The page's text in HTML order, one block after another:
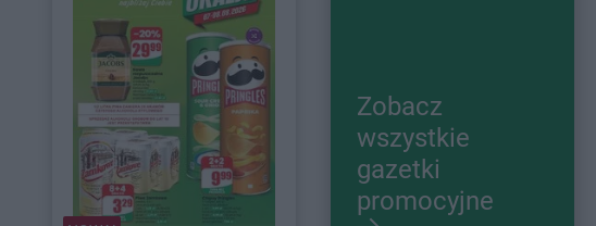
Zobacz
wszystkie
gazetki
promocyjne